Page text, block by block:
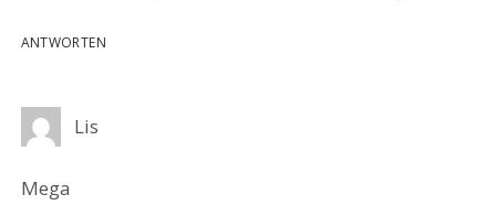
ANTWORTEN
Lis
Mega